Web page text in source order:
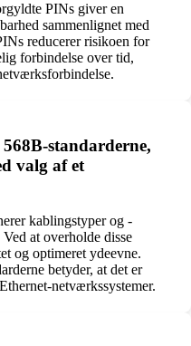
PINs giver en
sammenlignet med
reducerer risikoen for
forbindelse over tid,
standarderne,
valg af et
kablingstyper og -
at overholde disse
og optimeret ydeevne.
betyder, at det er
netværkssystemer.